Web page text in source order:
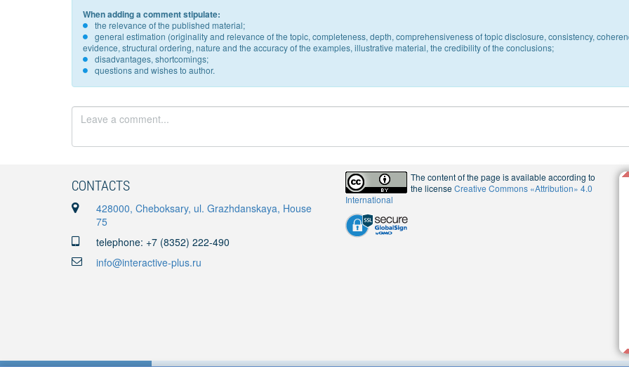
When adding a comment stipulate:
the relevance of the published material;
general estimation (originality and relevance of the topic, completeness, depth, comprehensiveness of topic disclosure, consistency,
evidence, structural ordering, nature and the accuracy of the examples, illustrative material, the credibility of the conclusions;
disadvantages, shortcomings;
questions and wishes to author.
CONTACTS
428000, Cheboksary, ul. Grazhdanskaya, House
75
telephone: +7 (8352) 222-490
info@interactive-plus.ru
The content of the page is available according to
the licenseCreative Commons «Attribution» 4.0
International